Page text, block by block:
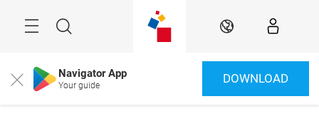
Suche DE
Close Navigator App
Your guide DOWNLOAD